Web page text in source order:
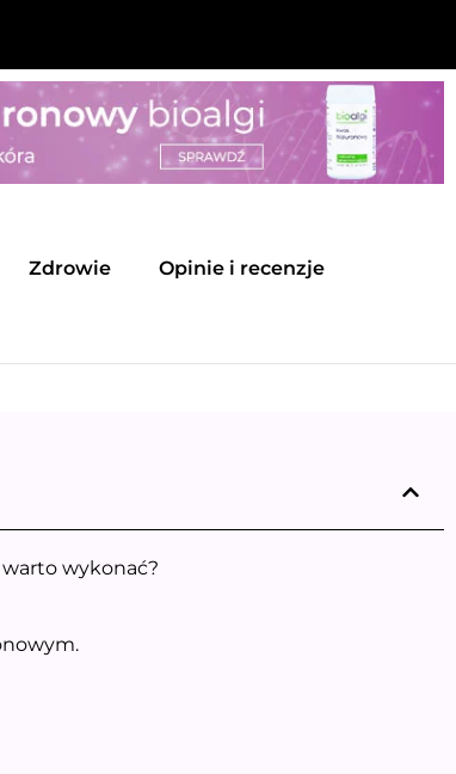
Zdrowie Opinie i recenzje
wykonać?